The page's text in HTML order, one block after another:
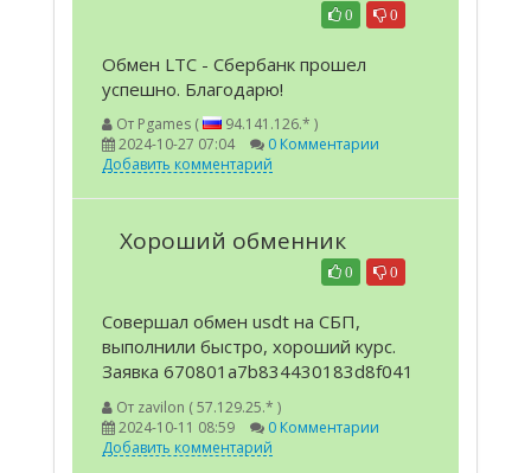
0
0
Обмен LTC - Сбербанк прошел
успешно. Благодарю!
От Pgames (
94.141.126.* )
2024-10-27 07:04
0 Комментарии
Добавить комментарий
Хороший обменник
0
0
Совершал обмен usdt на СБП,
выполнили быстро, хороший курс.
Заявка 670801a7b834430183d8f041
От zavilon ( 57.129.25.* )
2024-10-11 08:59
0 Комментарии
Добавить комментарий